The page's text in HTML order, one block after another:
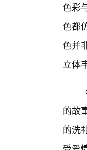
色彩
色都
色并
立体
的故
的洗